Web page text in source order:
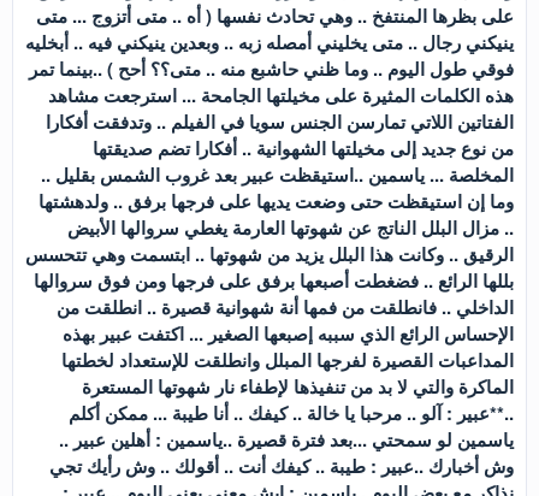
على بظرها المنتفخ .. وهي تحادث نفسها ( أه .. متى أتزوج ... متى
ينيكني رجال .. متى يخليني أمصله زبه .. وبعدين ينيكني فيه .. أبخليه
فوقي طول اليوم .. وما ظني حاشبع منه .. متى؟؟ أحح ) ..بينما تمر
هذه الكلمات المثيرة على مخيلتها الجامحة ... استرجعت مشاهد
الفتاتين اللاتي تمارسن الجنس سويا في الفيلم .. وتدفقت أفكارا
من نوع جديد إلى مخيلتها الشهوانية .. أفكارا تضم صديقتها
المخلصة ... ياسمين ..استيقظت عبير بعد غروب الشمس بقليل ..
وما إن استيقظت حتى وضعت يديها على فرجها برفق .. ولدهشتها
.. مزال البلل الناتج عن شهوتها العارمة يغطي سروالها الأبيض
الرقيق .. وكانت هذا البلل يزيد من شهوتها .. ابتسمت وهي تتحسس
بللها الرائع .. فضغطت أصبعها برفق على فرجها ومن فوق سروالها
الداخلي .. فانطلقت من فمها أنة شهوانية قصيرة .. انطلقت من
الإحساس الرائع الذي سببه إصبعها الصغير ... اكتفت عبير بهذه
المداعبات القصيرة لفرجها المبلل وانطلقت للإستعداد لخطتها
الماكرة والتي لا بد من تنفيذها لإطفاء نار شهوتها المستعرة
..**عبير : آلو .. مرحبا يا خالة .. كيفك .. أنا طيبة ... ممكن أكلم
ياسمين لو سمحتي ...بعد فترة قصيرة ..ياسمين : أهلين عبير ..
وش أخبارك ..عبير : طيبة .. كيفك أنت .. أقولك .. وش رأيك تجي